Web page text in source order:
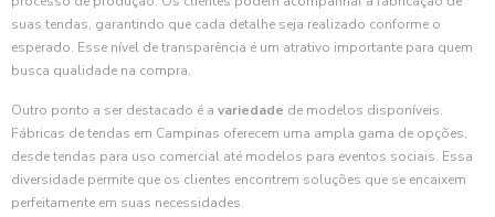
suas tendas, garantindo que cada detalhe seja realizado conforme o
esperado. Esse nível de transparência é um atrativo importante para quem
busca qualidade na compra.
Outro ponto a ser destacado é a variedade de modelos disponíveis.
Fábricas de tendas em Campinas oferecem uma ampla gama de opções,
desde tendas para uso comercial até modelos para eventos sociais. Essa
diversidade permite que os clientes encontrem soluções que se encaixem
perfeitamente em suas necessidades.